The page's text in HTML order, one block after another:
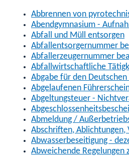
Abbrennen von
Abendgymnasium -
Abfall und Müll entsorgen
Abfallentsorgernummer
Abfallerzeugernummer
Abfallwirtschaftliche
Abgabe für den
Abgelaufenen
Abgeltungsteuer -
Abmeldung /
Abschriften, Ablichtungen,
Abwasserbeseitigung -
Abweichende Regelungen